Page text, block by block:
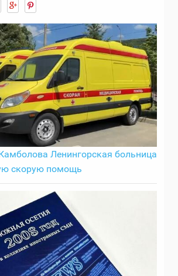
Ленингорская больница
скорую помощь